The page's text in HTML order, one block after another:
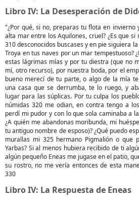
Libro IV: La Desesperación de
"¿Por qué, si no, preparas tu flota en
alta mar entre los Aquilones, cruel? ¿Es que
310 desconocidos buscases y en pie siguiera
Troya en tus naves por un mar tempestuoso?
estas lágrimas mías y por tu diestra (que no
mí, otro recurso), por nuestra boda, por el
bueno merecí de tu parte, o algo de la mía
una casa que se derrumba, te lo ruego, y
lugar para las súplicas. Por tu culpa los
númidas 320 me odian, en contra tengo a
perdí mi pudor y con lo que sola caminaba a
¿A quién me abandonas moribunda, mi
tu antiguo nombre de esposo)? ¿Qué puedo
murallas mi 325 hermano Pigmalión o que
Yarbas? Si al menos hubiera recibido de ti
algún pequeño Eneas me jugase en el patio,
su rostro, no me vería entonces de esta
330
Libro IV: La Respuesta de Eneas